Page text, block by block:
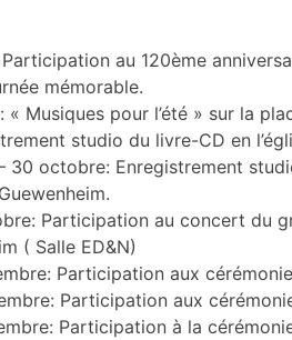
Participation au 120ème
mémorable.
« Musiques pour l’été » sur la
studio du livre-CD en
30 octobre: Enregistrement
Participation au concert du
( Salle ED&N)
Participation aux
Participation aux
Participation à la